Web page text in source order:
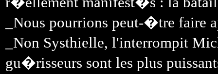
_Nous pourrions peut-�tre
_Non Systhielle, l'interrompit
gu�risseurs sont les plus